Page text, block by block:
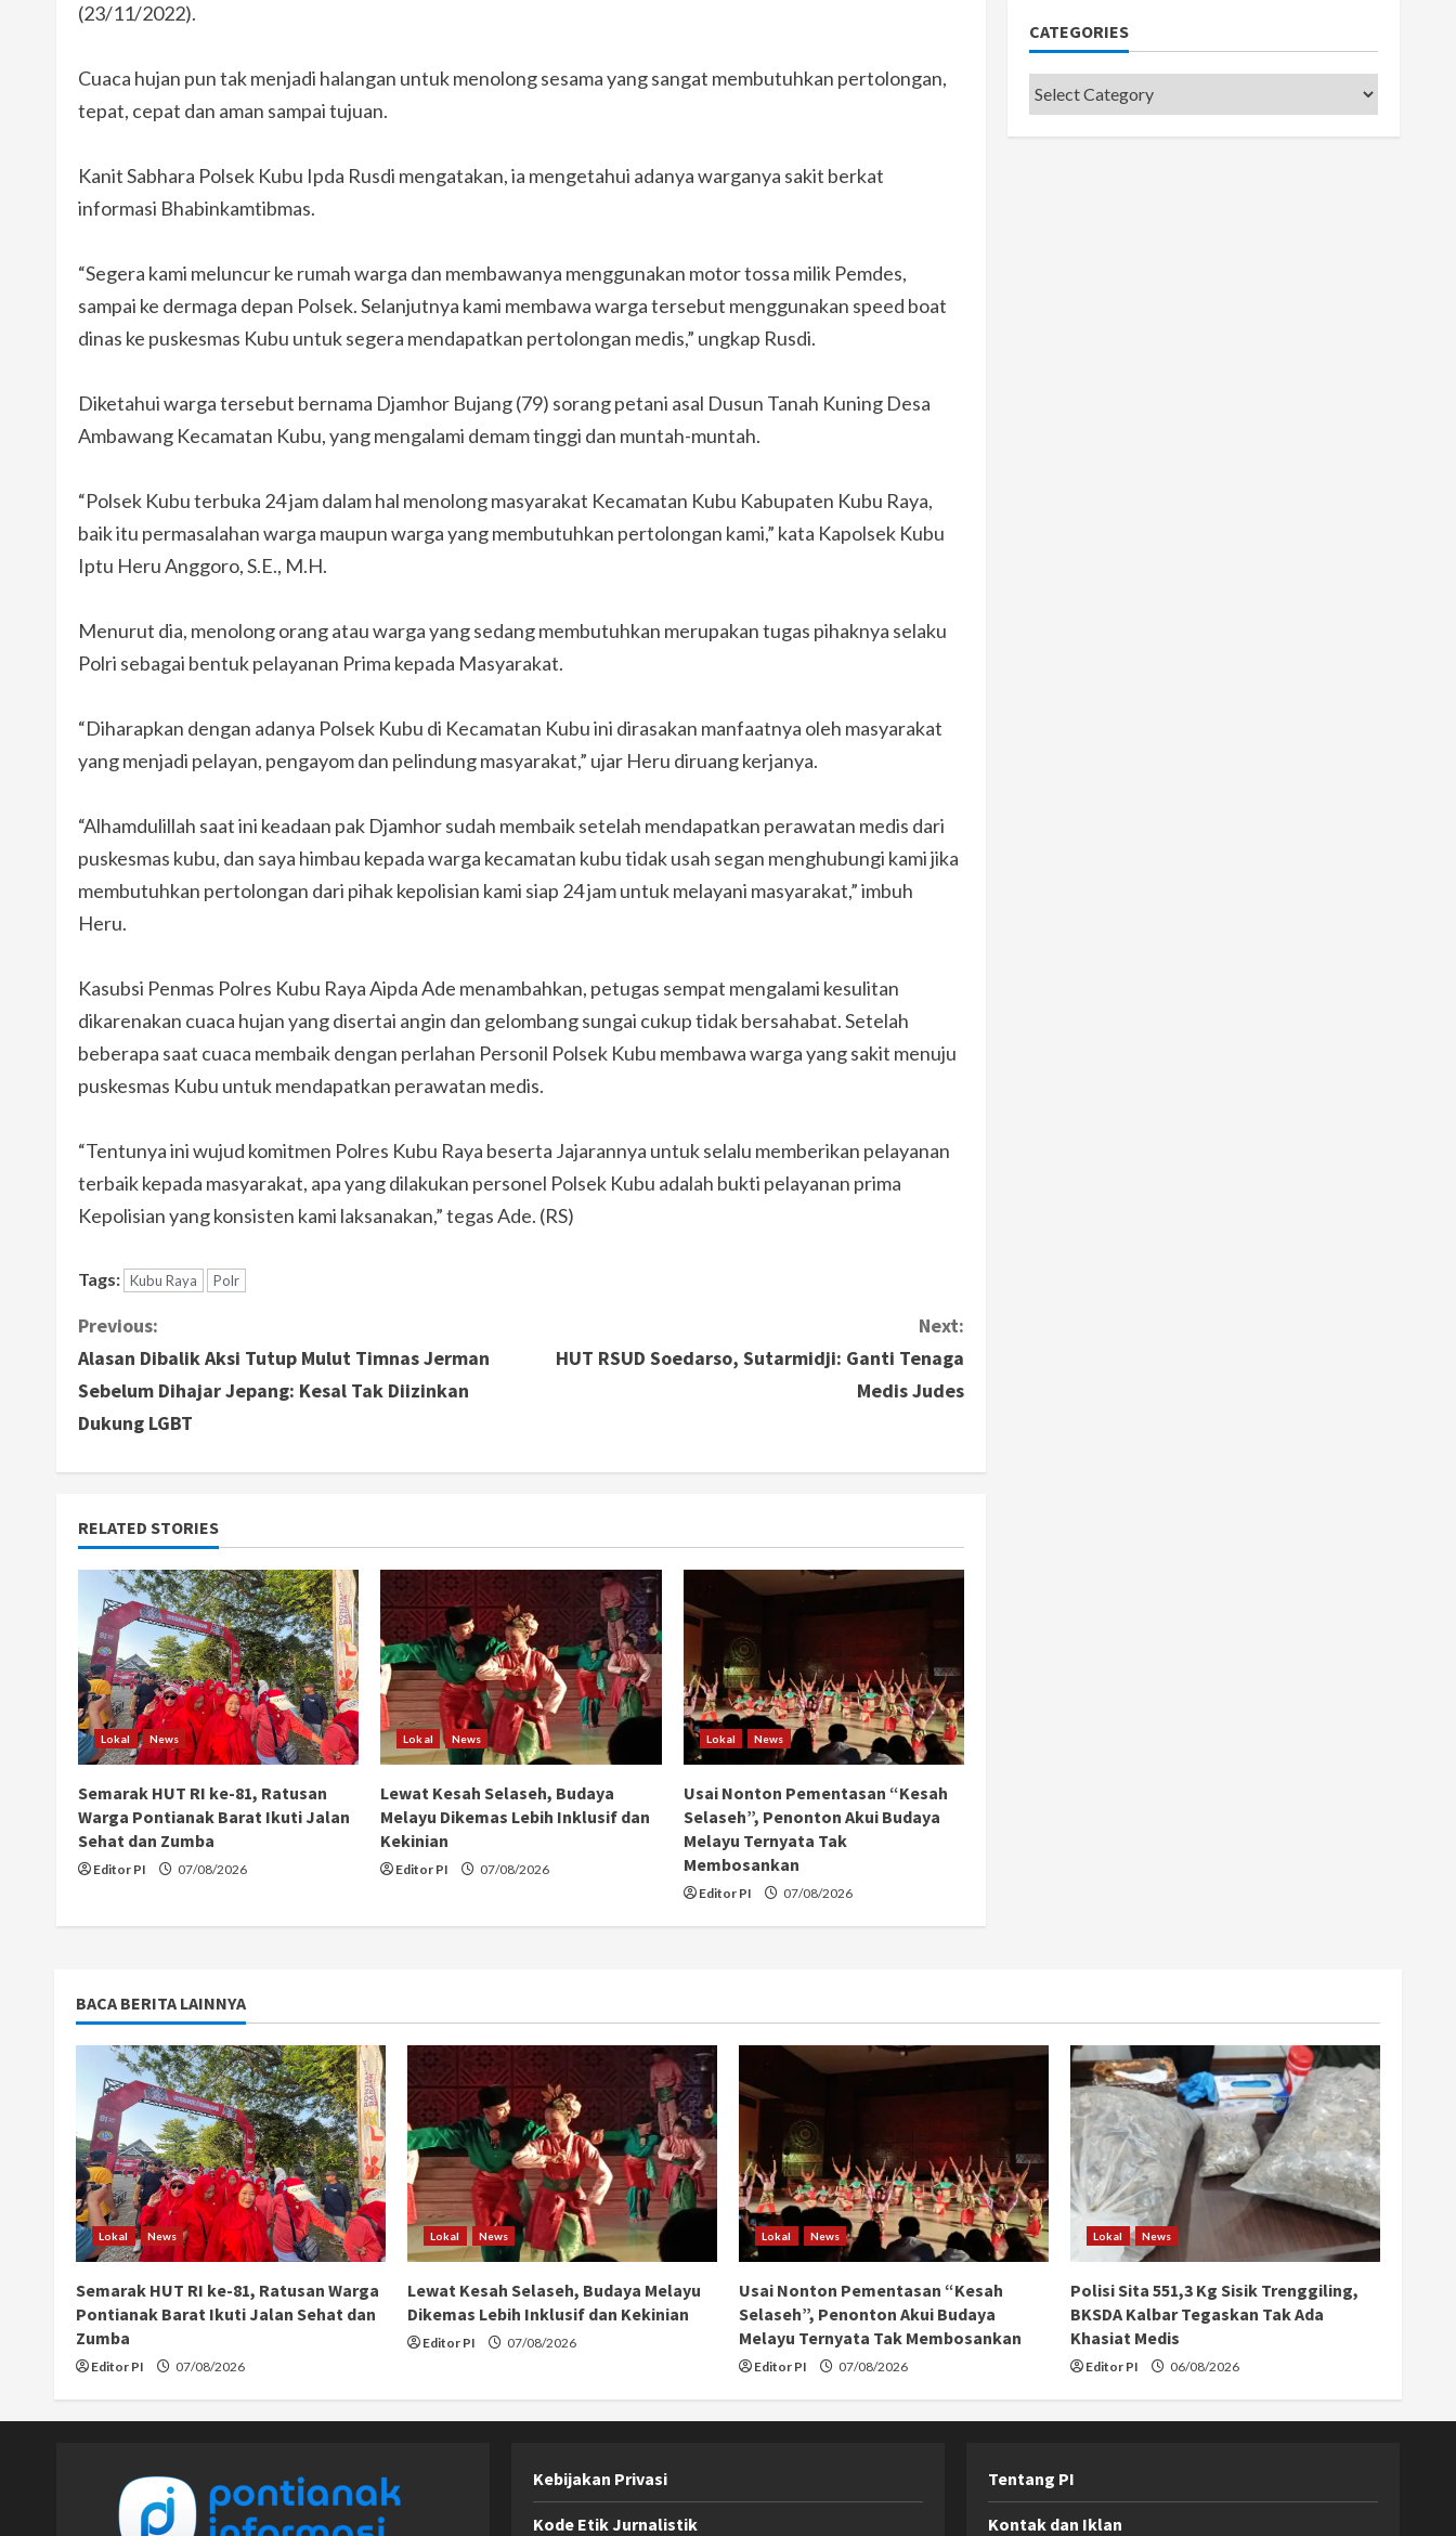
(23/11/2022).
Cuaca hujan pun tak menjadi halangan untuk menolong sesama yang sangat membutuhkan pertolongan,
tepat, cepat dan aman sampai tujuan.
Kanit Sabhara Polsek Kubu Ipda Rusdi mengatakan, ia mengetahui adanya warganya sakit berkat
informasi Bhabinkamtibmas.
“Segera kami meluncur ke rumah warga dan membawanya menggunakan motor tossa milik Pemdes,
sampai ke dermaga depan Polsek. Selanjutnya kami membawa warga tersebut menggunakan speed boat
dinas ke puskesmas Kubu untuk segera mendapatkan pertolongan medis,” ungkap Rusdi.
Diketahui warga tersebut bernama Djamhor Bujang (79) sorang petani asal Dusun Tanah Kuning Desa
Ambawang Kecamatan Kubu, yang mengalami demam tinggi dan muntah-muntah.
“Polsek Kubu terbuka 24 jam dalam hal menolong masyarakat Kecamatan Kubu Kabupaten Kubu Raya,
baik itu permasalahan warga maupun warga yang membutuhkan pertolongan kami,” kata Kapolsek Kubu
Iptu Heru Anggoro, S.E., M.H.
Menurut dia, menolong orang atau warga yang sedang membutuhkan merupakan tugas pihaknya selaku
Polri sebagai bentuk pelayanan Prima kepada Masyarakat.
“Diharapkan dengan adanya Polsek Kubu di Kecamatan Kubu ini dirasakan manfaatnya oleh masyarakat
yang menjadi pelayan, pengayom dan pelindung masyarakat,” ujar Heru diruang kerjanya.
“Alhamdulillah saat ini keadaan pak Djamhor sudah membaik setelah mendapatkan perawatan medis dari
puskesmas kubu, dan saya himbau kepada warga kecamatan kubu tidak usah segan menghubungi kami jika
membutuhkan pertolongan dari pihak kepolisian kami siap 24 jam untuk melayani masyarakat,” imbuh
Heru.
Kasubsi Penmas Polres Kubu Raya Aipda Ade menambahkan, petugas sempat mengalami kesulitan
dikarenakan cuaca hujan yang disertai angin dan gelombang sungai cukup tidak bersahabat. Setelah
beberapa saat cuaca membaik dengan perlahan Personil Polsek Kubu membawa warga yang sakit menuju
puskesmas Kubu untuk mendapatkan perawatan medis.
“Tentunya ini wujud komitmen Polres Kubu Raya beserta Jajarannya untuk selalu memberikan pelayanan
terbaik kepada masyarakat, apa yang dilakukan personel Polsek Kubu adalah bukti pelayanan prima
Kepolisian yang konsisten kami laksanakan,” tegas Ade. (RS)
Tags: Kubu Raya Polr
C
o
n
t
i
n
u
e
R
e
a
d
i
n
Previous:
Alasan Dibalik Aksi Tutup Mulut Timnas Jerman
Sebelum Dihajar Jepang: Kesal Tak Diizinkan
Dukung LGBT
Next:
HUT RSUD Soedarso, Sutarmidji: Ganti Tenaga
Medis Judes
RELATED STORIES
Lokal News
Semarak HUT RI ke-81, Ratusan
Warga Pontianak Barat Ikuti Jalan
Sehat dan Zumba
Editor PI 07/08/2026
Lokal News
Lewat Kesah Selaseh, Budaya
Melayu Dikemas Lebih Inklusif dan
Kekinian
Editor PI 07/08/2026
Lokal News
Usai Nonton Pementasan “Kesah
Selaseh”, Penonton Akui Budaya
Melayu Ternyata Tak
Membosankan
Editor PI 07/08/2026
CATEGORIES
Categories
BACA BERITA LAINNYA
Lokal News
Semarak HUT RI ke-81, Ratusan Warga
Pontianak Barat Ikuti Jalan Sehat dan
Zumba
Editor PI 07/08/2026
Lokal News
Lewat Kesah Selaseh, Budaya Melayu
Dikemas Lebih Inklusif dan Kekinian
Editor PI 07/08/2026
Lokal News
Usai Nonton Pementasan “Kesah
Selaseh”, Penonton Akui Budaya
Melayu Ternyata Tak Membosankan
Editor PI 07/08/2026
Lokal News
Polisi Sita 551,3 Kg Sisik Trenggiling,
BKSDA Kalbar Tegaskan Tak Ada
Khasiat Medis
Editor PI 06/08/2026
Kebijakan Privasi
Kode Etik Jurnalistik
Tentang PI
Kontak dan Iklan